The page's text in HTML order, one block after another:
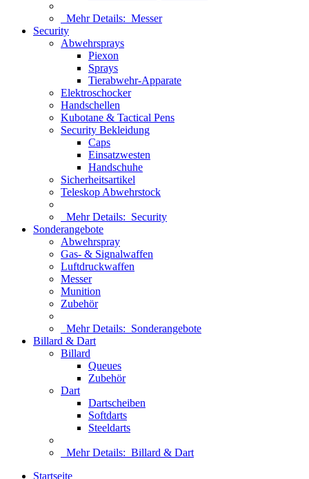
Mehr Details: Messer
Security
Abwehrsprays
Piexon
Sprays
Tierabwehr-Apparate
Elektroschocker
Handschellen
Kubotane & Tactical Pens
Security Bekleidung
Caps
Einsatzwesten
Handschuhe
Sicherheitsartikel
Teleskop Abwehrstock
Mehr Details: Security
Sonderangebote
Abwehrspray
Gas- & Signalwaffen
Luftdruckwaffen
Messer
Munition
Zubehör
Mehr Details: Sonderangebote
Billard & Dart
Billard
Queues
Zubehör
Dart
Dartscheiben
Softdarts
Steeldarts
Mehr Details: Billard & Dart
Startseite